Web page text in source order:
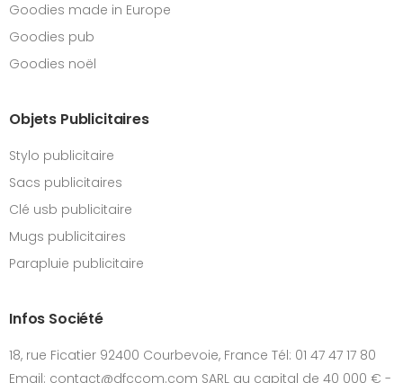
Goodies made in Europe
Goodies pub
Goodies noël
Objets Publicitaires
Stylo publicitaire
Sacs publicitaires
Clé usb publicitaire
Mugs publicitaires
Parapluie publicitaire
Infos Société
18, rue Ficatier 92400 Courbevoie, France Tél: 01 47 47 17 80
Email: contact@dfccom.com SARL au capital de 40 000 € -